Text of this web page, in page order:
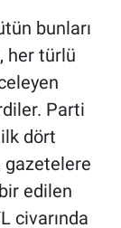
bunları
her türlü
Parti
dört
gazetelere
edilen
civarında